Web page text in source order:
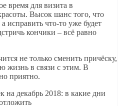
время для визита в
Высок шанс того, что
исправить что-то уже будет
кончики – всё равно
не только сменить причёску,
жизнь в связи с этим. В
приятно.